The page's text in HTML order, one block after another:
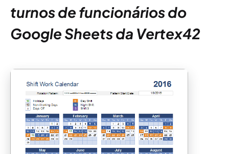
turnos de funcionários do
Google Sheets da Vertex42